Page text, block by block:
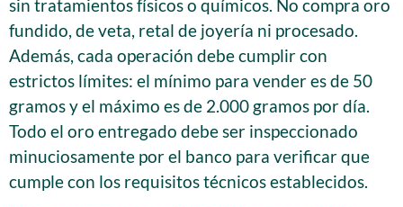
sin tratamientos físicos o químicos. No compra oro
fundido, de veta, retal de joyería ni procesado.
Además, cada operación debe cumplir con
estrictos límites: el mínimo para vender es de 50
gramos y el máximo es de 2.000 gramos por día.
Todo el oro entregado debe ser inspeccionado
minuciosamente por el banco para verificar que
cumple con los requisitos técnicos establecidos.